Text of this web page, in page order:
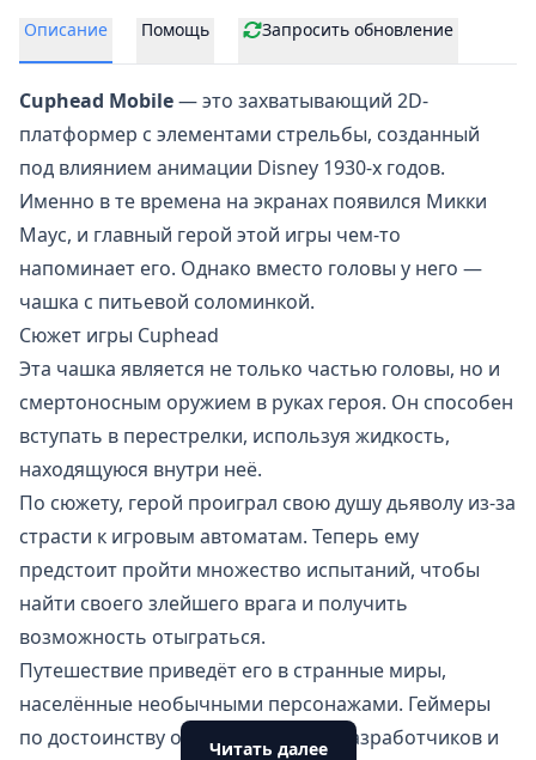
Описание Помощь Запросить обновление
Cuphead Mobile— это захватывающий 2D-
платформер с элементами стрельбы, созданный
под влиянием анимации Disney 1930-х годов.
Именно в те времена на экранах появился Микки
Маус, и главный герой этой игры чем-то
напоминает его. Однако вместо головы у него —
чашка с питьевой соломинкой.
Сюжет игры Cuphead
Эта чашка является не только частью головы, но и
смертоносным оружием в руках героя. Он способен
вступать в перестрелки, используя жидкость,
находящуюся внутри неё.
По сюжету, герой проиграл свою душу дьяволу из-за
страсти к игровым автоматам. Теперь ему
предстоит пройти множество испытаний, чтобы
найти своего злейшего врага и получить
возможность отыграться.
Путешествие приведёт его в странные миры,
населённые необычными персонажами. Геймеры
по достоинству оценят фантазии разработчиков и
Читать далее